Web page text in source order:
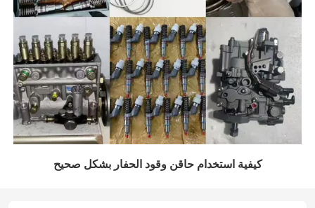
كيفية استخدام حاقن وقود الحفار بشكل صحيح